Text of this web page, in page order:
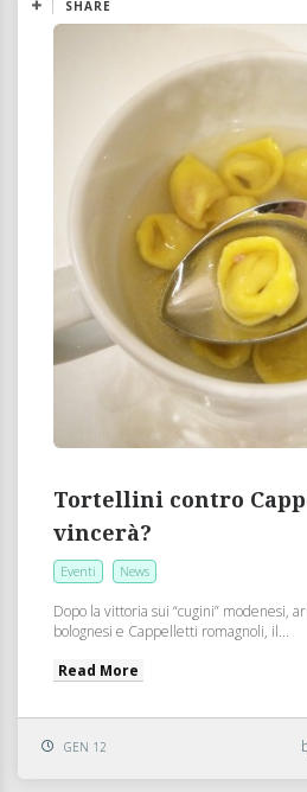
SHARE
Tortellini contro
vincerà?
Eventi News
Dopo la vittoria sui “cugini” modenesi,
bolognesi e Cappelletti romagnoli, il...
Read More
GEN 12